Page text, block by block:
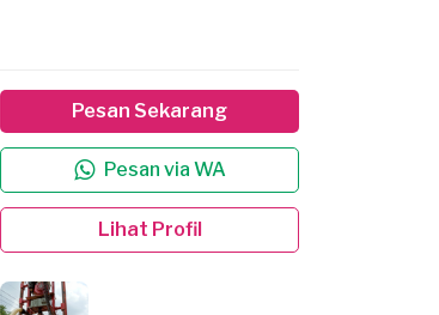
Pesan Sekarang
Pesan via WA
Lihat Profil